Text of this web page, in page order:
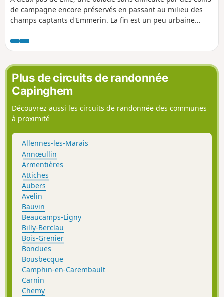
de campagne encore préservés en passant au milieu des
champs captants d'Emmerin. La fin est un peu urbaine
Plus de circuits de randonnée
Capinghem
Découvrez aussi les circuits de randonnée des communes
à proximité
Allennes-les-Marais
Annœullin
Armentières
Attiches
Aubers
Avelin
Bauvin
Beaucamps-Ligny
Billy-Berclau
Bois-Grenier
Bondues
Bousbecque
Camphin-en-Carembault
Carnin
Chemy